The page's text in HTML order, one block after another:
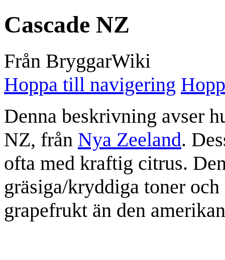
Cascade NZ
Från BryggarWiki
Hoppa till navigering
Denna beskrivning avser
NZ, från Nya Zeeland.
ofta med kraftig citrus.
gräsiga/kryddiga toner
grapefrukt än den